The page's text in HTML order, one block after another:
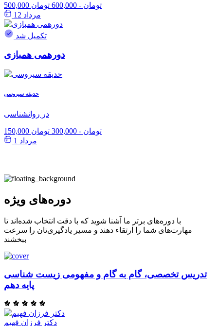
500,000 تومان - 600,000 تومان
مرداد 12
تکمیل شد
دورهمی همبازی
حدیقه سیروسی
در روانشناسی
150,000 تومان - 300,000 تومان
مرداد 1
دوره‌های ویژه
با دوره‌های برتر ما آشنا شوید که با دقت انتخاب شده‌اند تا
مهارت‌های شما را ارتقاء دهند و مسیر یادگیری‌تان را سرعت
ببخشند
تدریس تخصصی، گام به گام و مفهومی زیست شناسی
پایه دهم
دکتر فرزان فهیم